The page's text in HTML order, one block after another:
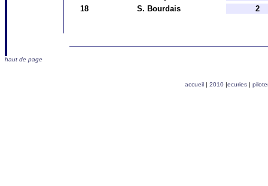
18
S. Bourdais 2
haut de page
accueil| 2010 |ecuries|